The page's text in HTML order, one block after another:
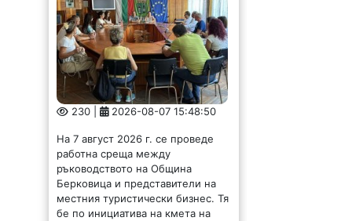
230 | 2026-08-07 15:48:50
На 7 август 2026 г. се проведе
работна среща между
ръководството на Община
Берковица и представители на
местния туристически бизнес. Тя
бе по инициатива на кмета на